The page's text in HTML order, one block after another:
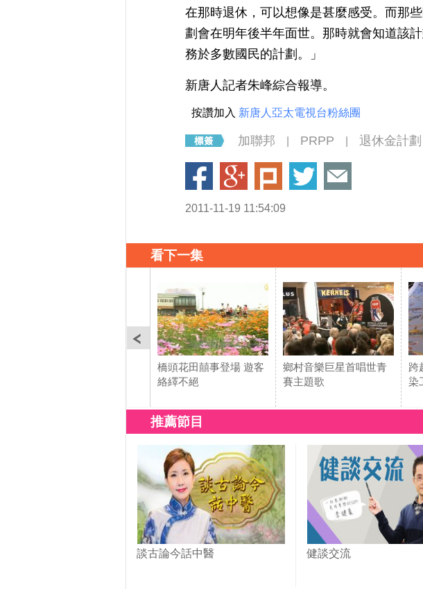
在那時退休，可以想像是甚麼感受。而那
劃會在明年後半年面世。那時就會知道該
務於多數國民的計劃。」
新唐人記者朱峰綜合報導。
按讚加入 新唐人亞太電視台粉絲團
加聯邦 PRPP 退休金計劃
2011-11-19 11:54:09
看下一集
橋頭花田囍事登場 遊客
絡繹不絕
鄉村音樂巨星首唱世青
賽主題歌
跨
染
推薦節目
談古論今話中醫 健談交流